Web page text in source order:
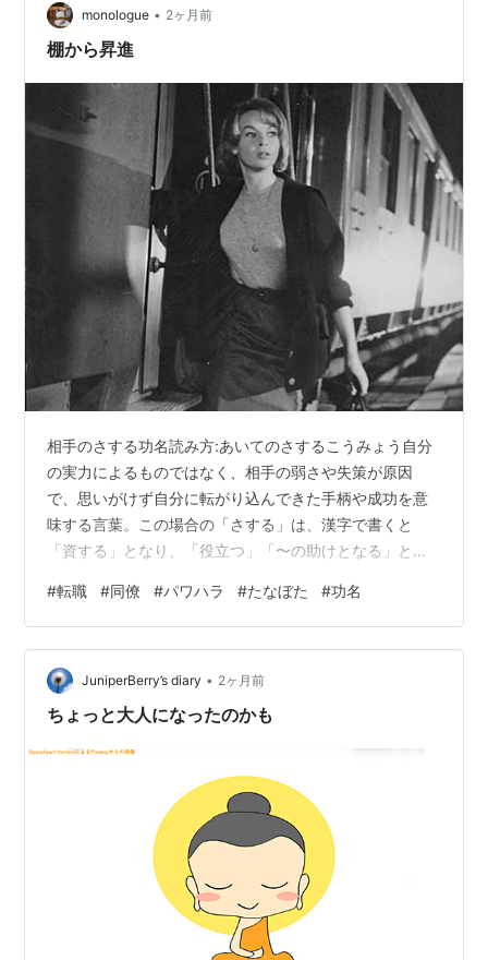
いさな」です↓↓✨ tabelog.com 長町で飲むのは久しぶ
りなので、ワクワクです(*^^*) 楽しみにし…
monologue • 2ヶ月前
棚から昇進
相手のさする功名読み方:あいてのさするこうみょう自分
の実力によるものではなく、相手の弱さや失策が原因
で、思いがけず自分に転がり込んできた手柄や成功を意
味する言葉。この場合の「さする」は、漢字で書くと
「資する」となり、「役立つ」「〜の助けとなる」とい
ュアンスで使われている。 私の今の状況に重なります。
いま、たいそうな現場の責任者ですが、これはひとえ
に、前の責任者がパワハラで総スカンを食らった末に転
勤になったからで、その直前に、その座を狙っていた同
僚も我慢できずに退職していたからでした。 別に、こう
#転職 #同僚 #パワハラ #たなぼた #功名
JuniperBerry’s diary • 2ヶ月前
ちょっと大人になったのかも